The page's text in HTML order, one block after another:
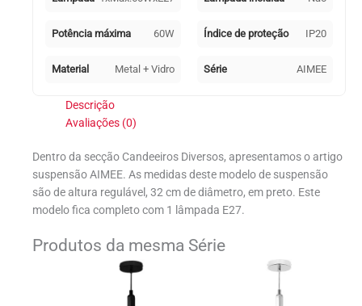
Potência máxima 60W Índice de proteção IP20
Material Metal + Vidro Série AIMEE
Descrição
Avaliações (0)
Dentro da secção Candeeiros Diversos, apresentamos o artigo
suspensão AIMEE. As medidas deste modelo de suspensão
são de altura regulável, 32 cm de diâmetro, em preto. Este
modelo fica completo com 1 lâmpada E27.
Produtos da mesma Série